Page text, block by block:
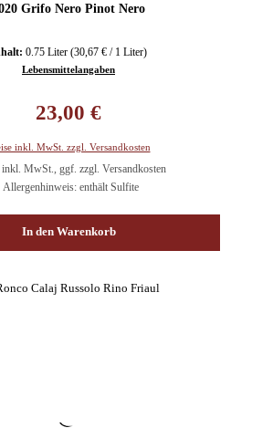
Grifo Nero Pinot Nero
0.75 Liter (30,67 € / 1 Liter)
Lebensmittelangaben
23,00 €
inkl. MwSt. zzgl. Versandkosten
MwSt., ggf. zzgl. Versandkosten
Allergenhinweis: enthält Sulfite
In den Warenkorb